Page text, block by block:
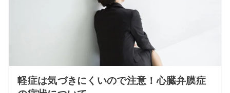
軽症は気づきにくいので注意！心臓弁膜症